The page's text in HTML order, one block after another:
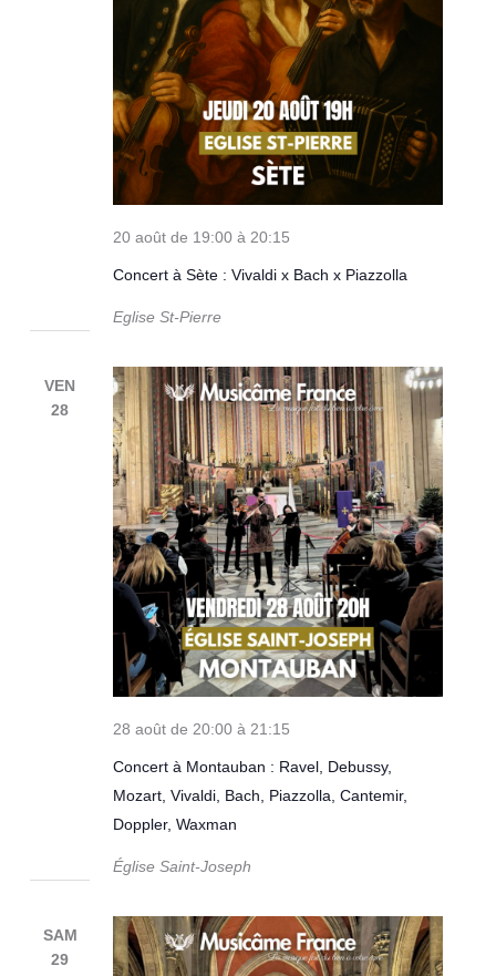
Concert à Sète : Vivaldi x Bach x Piazzolla
20 août de 19:00 à20:15
Eglise St-Pierre
VEN
28
Concert à Montauban : Ravel, Debussy,
Mozart, Vivaldi, Bach, Piazzolla, Cantemir,
Doppler, Waxman
28 août de 20:00 à 21:15
Église Saint-Joseph
SAM
29